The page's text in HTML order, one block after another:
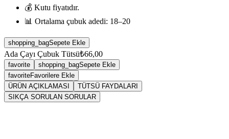
💰 Kutu fiyatıdır.
📊 Ortalama çubuk adedi: 18–20
shopping_bagSepete Ekle
Ada Çayı Çubuk Tütsü₺66,00
favorite shopping_bagSepete Ekle
favoriteFavorilere Ekle
ÜRÜN AÇIKLAMASI
TÜTSÜ FAYDALARI
SIKÇA SORULAN SORULAR